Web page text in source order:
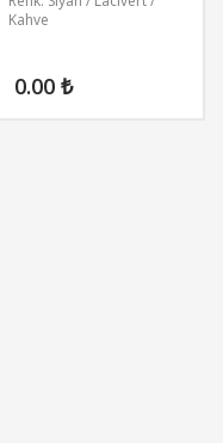
Kahve
0.00 ₺